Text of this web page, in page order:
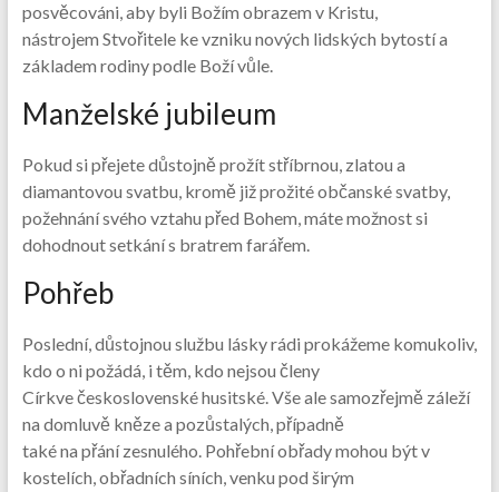
posvěcováni, aby byli Božím obrazem v Kristu,
nástrojem Stvořitele ke vzniku nových lidských bytostí a
základem rodiny podle Boží vůle.
Manželské jubileum
Pokud si přejete důstojně prožít stříbrnou, zlatou a
diamantovou svatbu, kromě již prožité občanské svatby,
požehnání svého vztahu před Bohem, máte možnost si
dohodnout setkání s bratrem farářem.
Pohřeb
Poslední, důstojnou službu lásky rádi prokážeme komukoliv,
kdo o ni požádá, i těm, kdo nejsou členy
Církve československé husitské. Vše ale samozřejmě záleží
na domluvě kněze a pozůstalých, případně
také na přání zesnulého. Pohřební obřady mohou být v
kostelích, obřadních síních, venku pod širým